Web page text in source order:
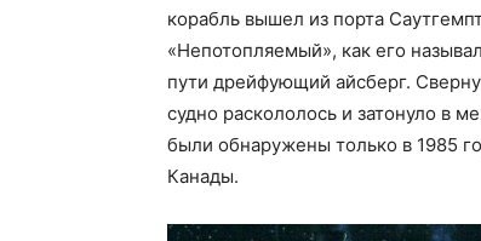
корабль вышел из порта
«Непотопляемый», как его
пути дрейфующий айсберг.
судно раскололось и затонуло в
были обнаружены только в 1985
Канады.